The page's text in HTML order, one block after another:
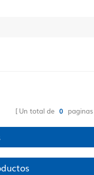
Un total de 0 paginas